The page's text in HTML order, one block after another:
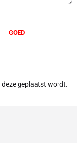
GOED
geplaatst wordt.